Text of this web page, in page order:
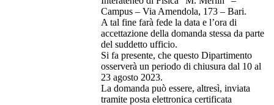
Campus – Via Amendola, 173 – Bari.
A tal fine farà fede la data e l’ora di
accettazione della domanda stessa da parte
del suddetto ufficio.
Si fa presente, che questo Dipartimento
osserverà un periodo di chiusura dal 10 al
23 agosto 2023.
La domanda può essere, altresì, inviata
tramite posta elettronica certificata